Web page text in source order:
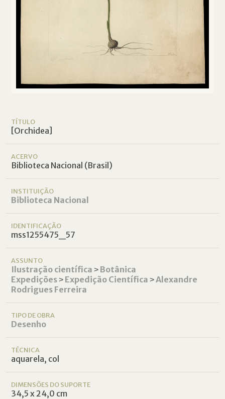
TÍTULO
[Orchidea]
ACERVO
Biblioteca Nacional (Brasil)
INSTITUIÇÃO
Biblioteca Nacional
IDENTIFICAÇÃO
mss1255475_57
ASSUNTO
Ilustração científica ˃ Botânica
Expedições˃ Expedição Científica ˃Alexandre
Rodrigues Ferreira
TIPO DE OBRA
Desenho
TÉCNICA
aquarela, col
DIMENSÕES DO SUPORTE
34,5 x 24,0 cm